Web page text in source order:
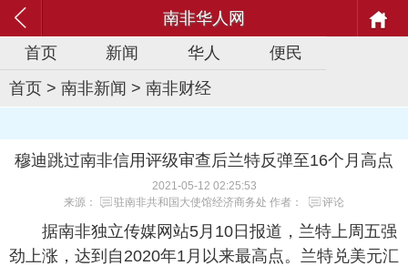
南非华人网
首页
新闻 华人
便民
首页 > 南非新闻 > 南非财经
穆迪跳过南非信用评级审查后兰特反弹至16个月高点
2021-05-12 02:25:53
来源：
驻南非共和国大使馆经济商务处 作者： 评论
据南非独立传媒网站5月10日报道，兰特上周五强
劲上涨，达到自2020年1月以来最高点。兰特兑美元汇